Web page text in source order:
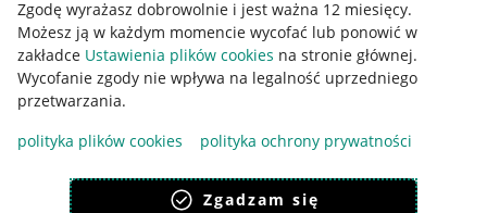
Zgodę wyrażasz dobrowolnie i jest ważna 12 miesięcy.
Możesz ją w każdym momencie wycofać lub ponowić w
zakładce Ustawienia plików cookies na stronie głównej.
Wycofanie zgody nie wpływa na legalność uprzedniego
przetwarzania.
polityka plików cookies
polityka ochrony prywatności
Zgadzam się
Pobierz aplikację